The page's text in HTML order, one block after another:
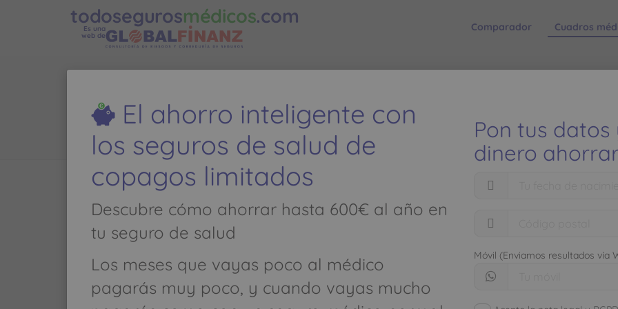
todosegurosmédicos.com
Es una
web de
Comparador Cuadros
CLISADEN - Teléfono: 985 822 083
Llamar al985 822 083
ODONTOLOGIA - IMPLANTES, Implantología
PLAZA CONDE GUADALHORCE, 1 Piso BJ - 33120 PRAVIA
(ASTURIAS)
limitados
El ahorro inteligente con
los seguros de salud de
copagos limitados
Descubre cómo ahorrar hasta 600€ al año en
tu seguro de salud
Los meses que vayas poco al médico
pagarás muy poco, y cuando vayas mucho
Pon tus
dinero
Móvil (Enviamos resultados vía